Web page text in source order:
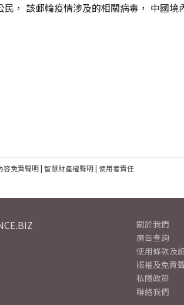
， 該郵輪疫情涉及的相關病毒， 中國
容免責聲明| 智慧財產權聲明| 使用者責任
關於我們
廣告查詢
使用條款及
版權及免責
私隱政策
聯絡我們